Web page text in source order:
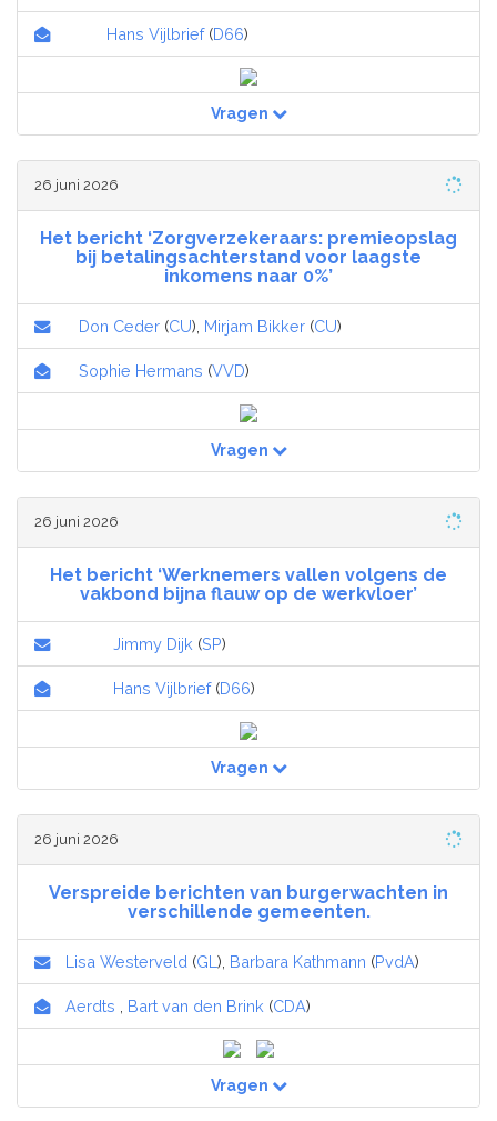
Hans Vijlbrief(D66)
Vragen
26 juni 2026
Het bericht ‘Zorgverzekeraars: premieopslag
bij betalingsachterstand voor laagste
inkomens naar 0%’
Don Ceder (CU), Mirjam Bikker (CU)
Sophie Hermans (VVD)
Vragen
26 juni 2026
Het bericht ‘Werknemers vallen volgens de
vakbond bijna flauw op de werkvloer’
Jimmy Dijk (SP)
Hans Vijlbrief(D66)
Vragen
26 juni 2026
Verspreide berichten van burgerwachten in
verschillende gemeenten.
Lisa Westerveld (GL ), Barbara Kathmann (PvdA)
Aerdts Bart van den Brink (CDA)
Vragen